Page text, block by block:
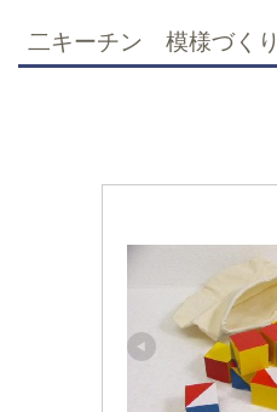
二キーチン 模様づくり
埼玉